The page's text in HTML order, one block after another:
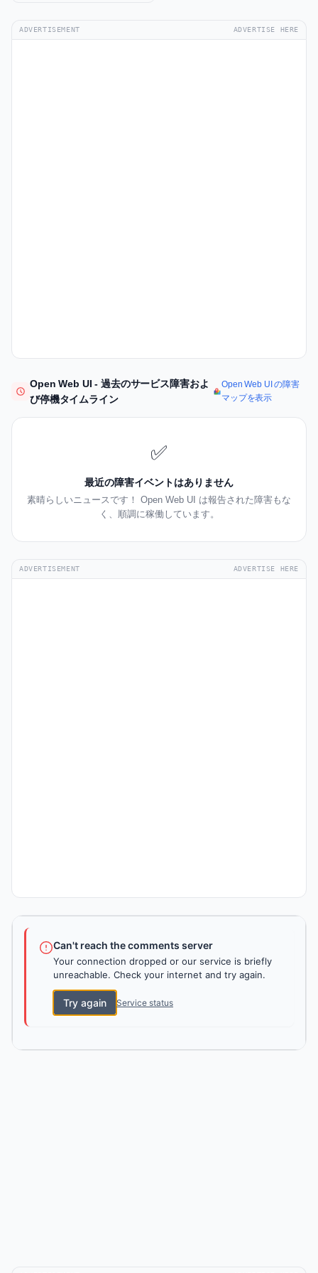
ADVERTISEMENT ADVERTISE HERE
Open Web UI - 過去のサービス障害およ
び停機タイムライン
Open Web UI の障害
マップを表示
✅
最近の障害イベントはありません
素晴らしいニュースです！ Open Web UI は報告された障害もな
く、順調に稼働しています。
ADVERTISEMENT ADVERTISE HERE
Can't reach the comments server
Your connection dropped or our service is briefly
unreachable. Check your internet and try again.
Try again Service status